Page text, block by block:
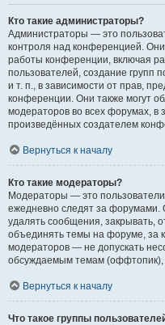
Кто такие администраторы?
Администраторы — это
контроля над конференцией.
работы конференции, включая
пользователей, создание групп
и т. п., в зависимости от прав,
конференции. Они также могут
модераторов во всех форумах, в
произведённых создателем
Вернуться к началу
Кто такие модераторы?
Модераторы — это
ежедневно следят за форумами.
удалять сообщения, закрывать,
объединять темы на форуме, за
модераторов — не допускать
обсуждаемым темам (оффтопик),
Вернуться к началу
Что такое группы